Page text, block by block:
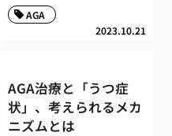
2023.10.21
AGA
AGA治療と「うつ症
状」、考えられるメカ
ニズムとは